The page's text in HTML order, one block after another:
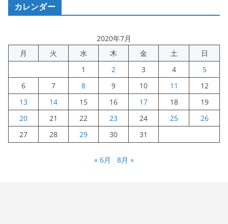
カレンダー
2020年7月
月
火 水 木 金 土
日
1
2 3 4
5
6
7 8 9 10 11
12
13
14 15 16 17 18
19
20
21 22 23 24 25
26
27
28 29 30 31
« 6月 8月 »